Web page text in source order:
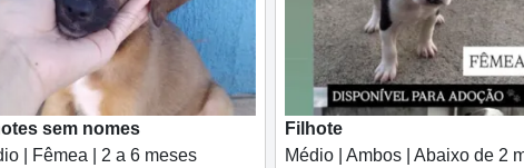
sem nomes
| Fêmea | 2 a 6 meses
Filhote
Médio | Ambos | Abaixo de 2